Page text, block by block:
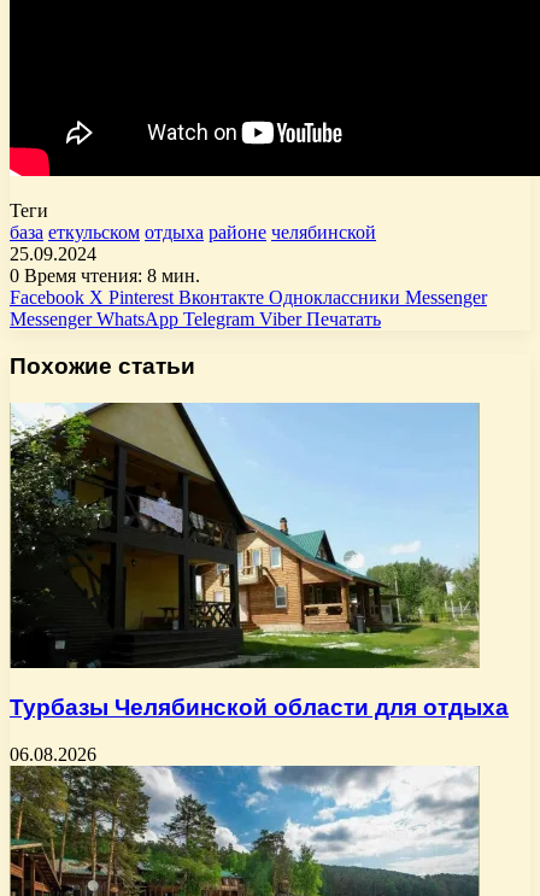
Теги
база еткульском отдыха районе челябинской
25.09.2024
0 Время чтения: 8 мин.
Facebook X Pinterest Вконтакте Одноклассники Messenger
Messenger WhatsApp Telegram Viber Печатать
Похожие статьи
Турбазы Челябинской области для отдыха
06.08.2026